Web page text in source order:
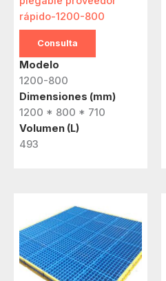
rápido-1200-800
Consulta
Modelo
1200-800
Dimensiones (mm)
1200 * 800 * 710
Volumen (L)
493